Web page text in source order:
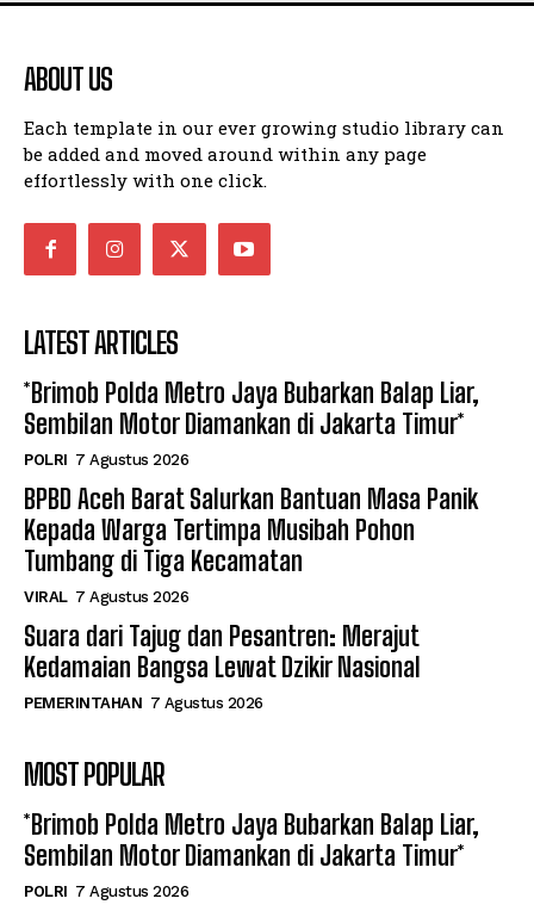
ABOUT US
Each template in our ever growing studio library can
be added and moved around within any page
effortlessly with one click.
LATEST ARTICLES
*Brimob Polda Metro Jaya Bubarkan Balap Liar,
Sembilan Motor Diamankan di Jakarta Timur*
POLRI 7 Agustus 2026
BPBD Aceh Barat Salurkan Bantuan Masa Panik
Kepada Warga Tertimpa Musibah Pohon
Tumbang di Tiga Kecamatan
VIRAL 7 Agustus 2026
Suara dari Tajug dan Pesantren: Merajut
Kedamaian Bangsa Lewat Dzikir Nasional
PEMERINTAHAN 7 Agustus 2026
MOST POPULAR
*Brimob Polda Metro Jaya Bubarkan Balap Liar,
Sembilan Motor Diamankan di Jakarta Timur*
POLRI 7 Agustus 2026